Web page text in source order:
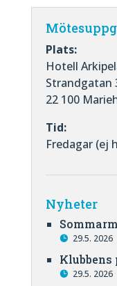
Plats:
Hotell
Strandgatan
22 100
Tid:
Fredagar (ej
Nyheter
29.5. 2026
Klubbens
29.5. 2026